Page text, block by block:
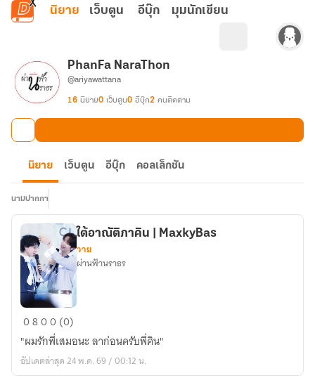
ข้ามไปยังเนื้อหาหลัก
นิยาย เว็บตูน อีบุ๊ก มุมนักเขียน
PhanFa NaraThon
@ariyawattana
16 นิยาย0 เว็บตูน0 อีบุ๊ก2 คนติดตาม
นิยาย เว็บตูน อีบุ๊ก คอลเล็กชัน
นามปากกา
ใต้
อาณัติ
ภาคิ
น
ใต้อาณัติภาคิน | MaxkyBas
วาย
ผ่านฟ้านราธร
0800 (0)
"ผมรักพี่เสมอนะ ลาก่อนครับพี่คิน"
อัปเดตล่าสุด 24 พ.ค. 69 / 00:12 น.